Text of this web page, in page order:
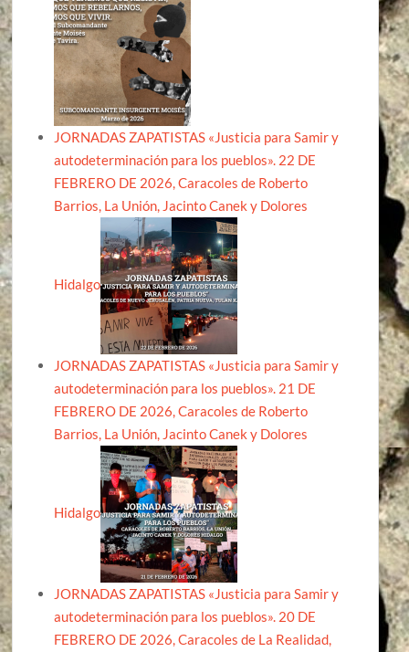
JORNADAS ZAPATISTAS «Justicia para Samir y
autodeterminación para los pueblos». 22 DE
FEBRERO DE 2026, Caracoles de Roberto
Barrios, La Unión, Jacinto Canek y Dolores
Hidalgo
JORNADAS ZAPATISTAS «Justicia para Samir y
autodeterminación para los pueblos». 21 DE
FEBRERO DE 2026, Caracoles de Roberto
Barrios, La Unión, Jacinto Canek y Dolores
Hidalgo
JORNADAS ZAPATISTAS «Justicia para Samir y
autodeterminación para los pueblos». 20 DE
FEBRERO DE 2026, Caracoles de La Realidad,